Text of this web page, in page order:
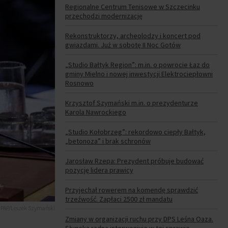
Regionalne Centrum Tenisowe w Szczecinku
przechodzi modernizację
Rekonstruktorzy, archeolodzy i koncert pod
gwiazdami. Już w sobotę II Noc Gotów
„Studio Bałtyk Region”: m.in. o powrocie Łaz do
gminy Mielno i nowej inwestycji Elektrociepłowni
Rosnowo
Krzysztof Szymański m.in. o prezydenturze
Karola Nawrockiego
„Studio Kołobrzeg”: rekordowo ciepły Bałtyk,
„betonoza” i brak schronów
Jarosław Rzepa: Prezydent próbuje budować
pozycję lidera prawicy
Przyjechał rowerem na komendę sprawdzić
trzeźwość. Zapłaci 2500 zł mandatu
Zmiany w organizacji ruchu przy DPS Leśna Oaza.